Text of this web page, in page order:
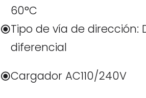
60°C
Tipo de vía de dirección:
diferencial
Cargador AC110/240V